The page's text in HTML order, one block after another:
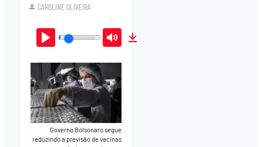
CAROLINE OLIVEIRA
Play Mute
Governo Bolsonaro segue
reduzindo a previsão de vacinas